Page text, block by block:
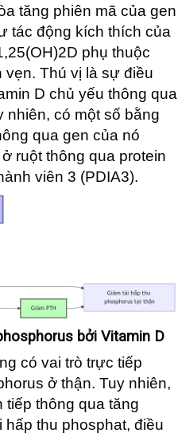
tăng phiên mã của gen
tác động kích thích của
phụ thuộc
vẹn. Thú vị là sự điều
D chủ yếu thông qua
nhiên, có một số bằng
qua gen của nó
ruột thông qua protein
viên 3 (PDIA3).
bởi Vitamin D
có vai trò trực tiếp
ở thận. Tuy nhiên,
tiếp thông qua tăng
hấp thu phosphat, điều